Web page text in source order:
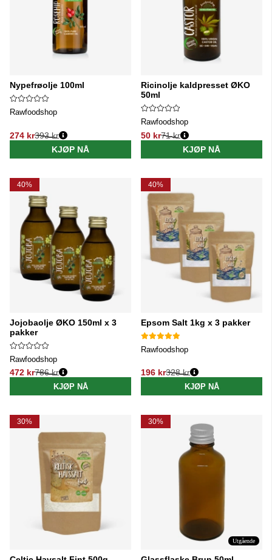
Nypefrøolje 100ml
Rawfoodshop
274 kr
Vanlig pris:
393 kr
KJØP NÅ
Ricinolje kaldpresset ØKO
50ml
Rawfoodshop
50 kr
Vanlig pris:
71 kr
KJØP NÅ
40%
Jojobaolje ØKO 150ml x 3
pakker
Rawfoodshop
472 kr
Vanlig pris:
786 kr
KJØP NÅ
40%
Epsom Salt 1kg x 3 pakker
Rawfoodshop
196 kr
Vanlig pris:
328 kr
KJØP NÅ
30% 30%
Utgående